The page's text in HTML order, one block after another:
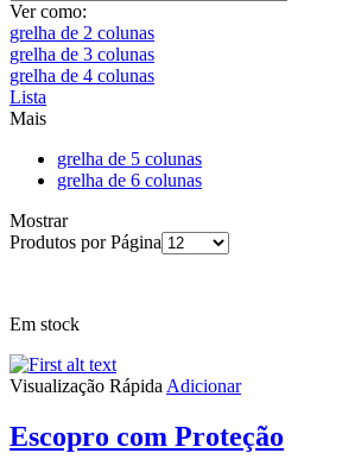
Ver como:
grelha de 2 colunas
grelha de 3 colunas
grelha de 4 colunas
Lista
Mais
grelha de 5 colunas
grelha de 6 colunas
Mostrar
Produtos por Página
Em stock
Visualização Rápida Adicionar
Escopro com Proteção